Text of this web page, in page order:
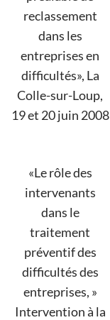
reclassement
dans les
entreprises en
difficultés», La
Colle-sur-Loup,
19 et 20 juin 2008
«Le rôle des
intervenants
dans le
traitement
préventif des
difficultés des
entreprises, »
Intervention à la